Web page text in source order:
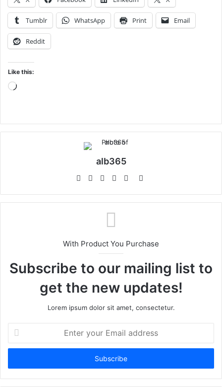
Tumblr WhatsApp Print Email
Reddit
Like this:
Loading…
alb365
WebsiteFacebook
TwitterLinkedInYouTube
Instagram
With Product You Purchase
Subscribe to our mailing list to
get the new updates!
Lorem ipsum dolor sit amet, consectetur.
your
Email